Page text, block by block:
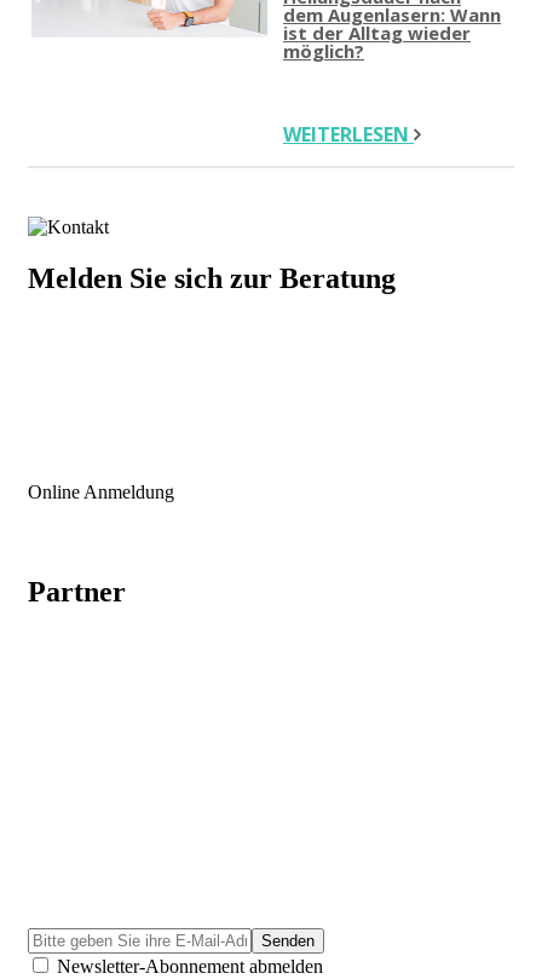
dem Augenlasern: Wann
ist der Alltag wieder
möglich?
WEITERLESEN
Melden Sie sich zur Beratung
Online Anmeldung
Partner
Newsletter-Abonnement abmelden